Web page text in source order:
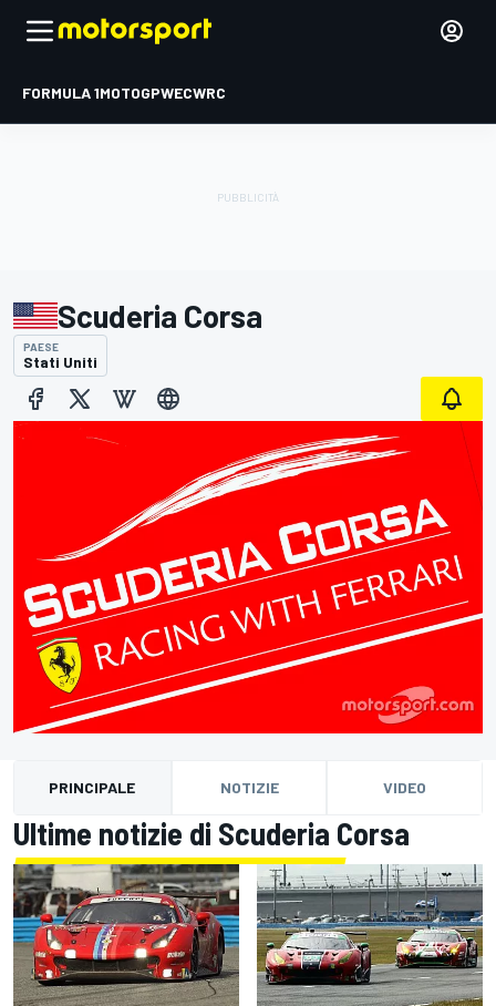
FORMULA 1MOTOGPWECWRC
Scuderia Corsa
PAESE
Stati Uniti
PRINCIPALE NOTIZIE VIDEO
Ultime notizie di Scuderia Corsa